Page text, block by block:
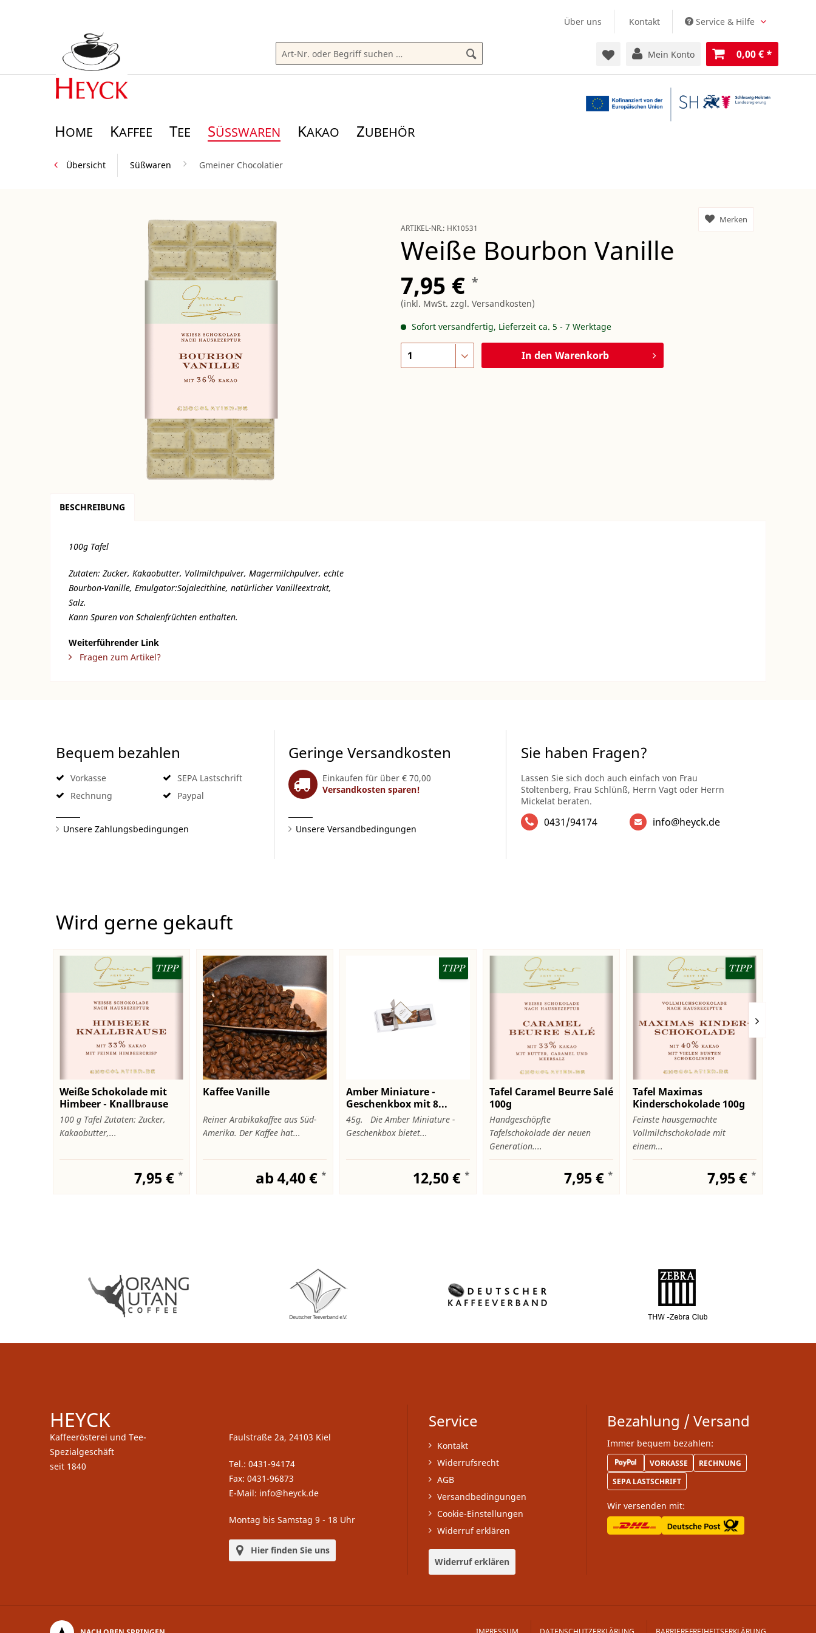
Über uns Kontakt Service & Hilfe
Mein Konto 0,00 € *
HOME KAFFEE TEE SÜSSWAREN KAKAO ZUBEHÖR
Übersicht Süßwaren Gmeiner Chocolatier
ARTIKEL-NR.: HK10531
Weiße Bourbon Vanille
7,95 € *
(inkl. MwSt.zzgl. Versandkosten)
Sofort versandfertig, Lieferzeit ca. 5 - 7 Werktage
In den Warenkorb
Merken
BESCHREIBUNG
100g Tafel
Zutaten: Zucker, Kakaobutter, Vollmilchpulver, Magermilchpulver, echte
Bourbon-Vanille, Emulgator:Sojalecithine, natürlicher Vanilleextrakt,
Salz.
Kann Spuren von Schalenfrüchten enthalten.
Weiterführender Link
Fragen zum Artikel?
Bequem bezahlen
Vorkasse
Rechnung
SEPA Lastschrift
Paypal
Unsere Zahlungsbedingungen
Geringe Versandkosten
Einkaufen für über € 70,00
Versandkosten sparen!
Unsere Versandbedingungen
Sie haben Fragen?
Lassen Sie sich doch auch einfach von Frau
Stoltenberg, Frau Schlünß, Herrn Vagt oder Herrn
Mickelat beraten.
0431/94174 info@heyck.de
Wird gerne gekauft
TIPP
Weiße Schokolade mit
Himbeer - Knallbrause
100 g Tafel Zutaten: Zucker,
Kakaobutter,...
7,95 € *
Kaffee Vanille
Reiner Arabikakaffee aus Süd-
Amerika. Der Kaffee hat...
ab 4,40 € *
TIPP
Amber Miniature -
Geschenkbox mit 8...
45g. Die Amber Miniature -
Geschenkbox bietet...
12,50 € *
Tafel Caramel Beurre Salé
100g
Handgeschöpfte
Tafelschokolade der neuen
Generation....
7,95 € *
TIPP
Tafel Maximas
Kinderschokolade 100g
Feinste hausgemachte
Vollmilchschokolade mit
einem...
7,95 € *
HEYCK
Kaffeerösterei und Tee-
Spezialgeschäft
seit 1840
Faulstraße 2a, 24103 Kiel
Tel.: 0431-94174
Fax: 0431-96873
E-Mail: info@heyck.de
Montag bis Samstag 9 - 18 Uhr
Hier finden Sie uns
Service
Kontakt
Widerrufsrecht
AGB
Versandbedingungen
Cookie-Einstellungen
Widerruf erklären
Widerruf erklären
Bezahlung / Versand
Immer bequem bezahlen:
VORKASSE
RECHNUNG
SEPA LASTSCHRIFT
Wir versenden mit: